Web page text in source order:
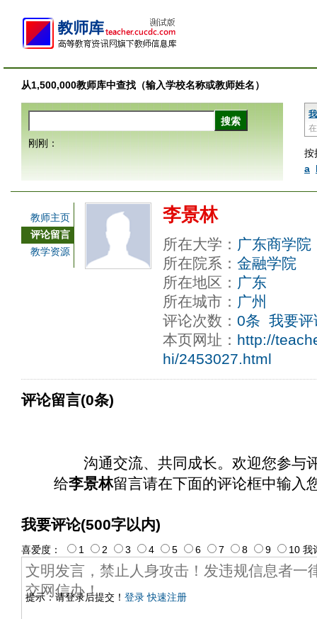
从1,500,000教师库中查找（输入学校名称或教师姓名）
按
a
刚刚：
教师主页
评论留言
教学资源
李景林
所在大学： 广东商学院
所在院系： 金融学院
所在地区： 广东
所在城市： 广州
评论次数： 0条 我要评
本页网址： http://
hi/2453027.html
评论留言(0条)
沟通交流、共同成长。欢迎您参与
给李景林留言请在下面的评论框中输入
我要评论(500字以内)
提示：请登录后提交！ 登录 快速注册
喜爱度： 1 2 3 4 5 6 7 8 9 10 我